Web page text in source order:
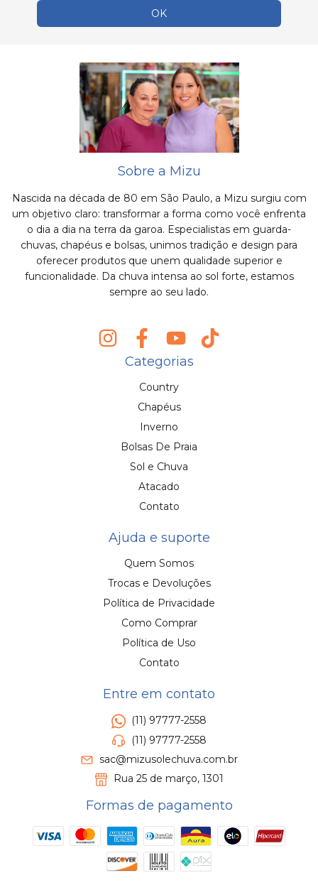
Sobre a Mizu
Nascida na década de 80 em São Paulo, a Mizu surgiu com
um objetivo claro: transformar a forma como você enfrenta
o dia a dia na terra da garoa. Especialistas em guarda-
chuvas, chapéus e bolsas, unimos tradição e design para
oferecer produtos que unem qualidade superior e
funcionalidade. Da chuva intensa ao sol forte, estamos
sempre ao seu lado.
Categorias
Country
Chapéus
Inverno
Bolsas De Praia
Sol e Chuva
Atacado
Contato
Ajuda e suporte
Quem Somos
Trocas e Devoluções
Política de Privacidade
Como Comprar
Política de Uso
Contato
Entre em contato
(11) 97777-2558
(11) 97777-2558
sac@mizusolechuva.com.br
Rua 25 de março, 1301
Formas de pagamento